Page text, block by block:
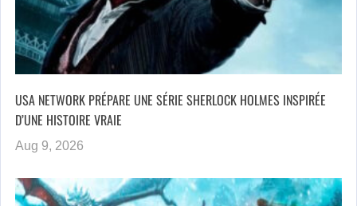
USA NETWORK PRÉPARE UNE SÉRIE SHERLOCK HOLMES INSPIRÉE
D’UNE HISTOIRE VRAIE
Aug 9, 2026